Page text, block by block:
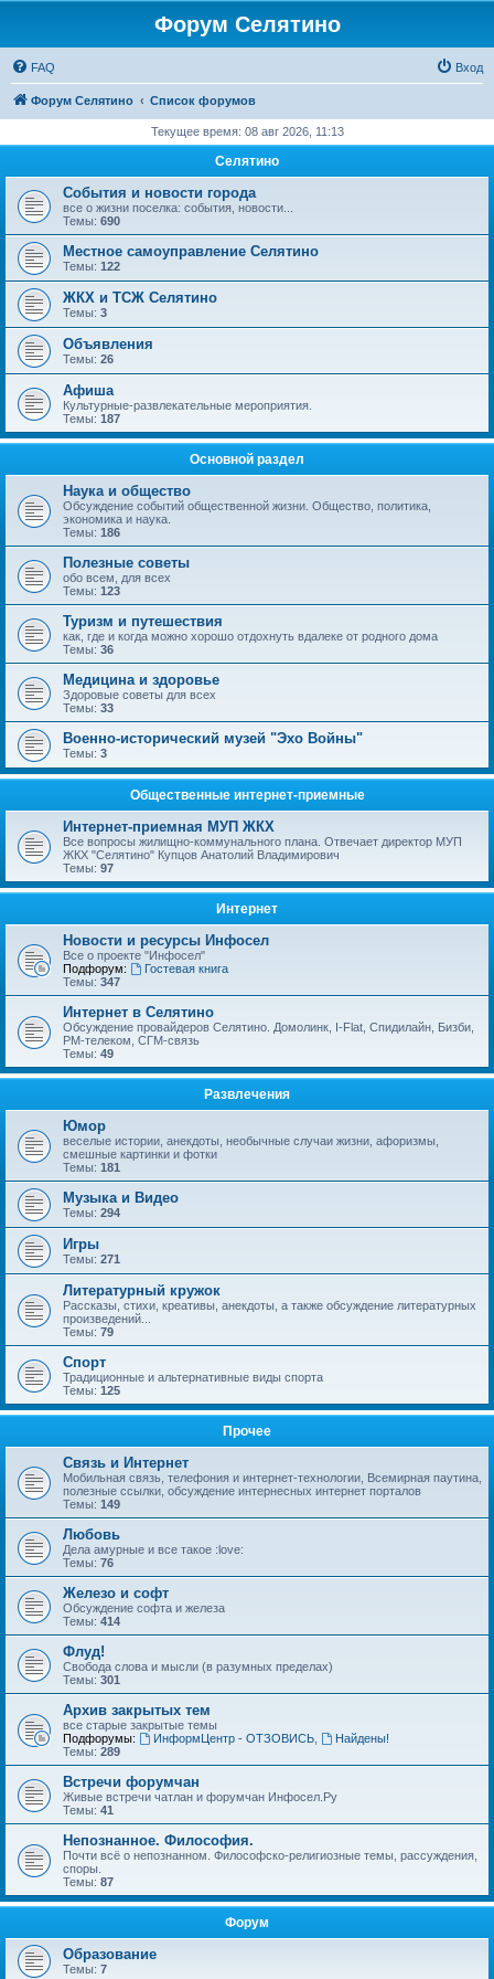
Форум Селятино
FAQ Вход
Форум Селятино Список форумов
Текущее время: 08 авг 2026, 11:13
Селятино
События и новости города
все о жизни поселка: события, новости...
Темы: 690
Местное самоуправление Селятино
Темы: 122
ЖКХ и ТСЖ Селятино
Темы: 3
Объявления
Темы: 26
Афиша
Культурные-развлекательные мероприятия.
Темы: 187
Основной раздел
Наука и общество
Обсуждение событий общественной жизни. Общество, политика,
экономика и наука.
Темы: 186
Полезные советы
обо всем, для всех
Темы: 123
Туризм и путешествия
как, где и когда можно хорошо отдохнуть вдалеке от родного дома
Темы: 36
Медицина и здоровье
Здоровые советы для всех
Темы: 33
Военно-исторический музей "Эхо Войны"
Темы: 3
Общественные интернет-приемные
Интернет-приемная МУП ЖКХ
Все вопросы жилищно-коммунального плана. Отвечает директор МУП
ЖКХ "Селятино" Купцов Анатолий Владимирович
Темы: 97
Интернет
Новости и ресурсы Инфосел
Все о проекте "Инфосел"
Подфорум:
Гостевая книга
Темы: 347
Интернет в Селятино
Обсуждение провайдеров Селятино. Домолинк, I-Flat, Спидилайн, Бизби,
РМ-телеком, СГМ-связь
Темы: 49
Развлечения
Юмор
веселые истории, анекдоты, необычные случаи жизни, афоризмы,
смешные картинки и фотки
Темы: 181
Музыка и Видео
Темы: 294
Игры
Темы: 271
Литературный кружок
Рассказы, стихи, креативы, анекдоты, а также обсуждение литературных
произведений...
Темы: 79
Спорт
Традиционные и альтернативные виды спорта
Темы: 125
Прочее
Связь и Интернет
Мобильная связь, телефония и интернет-технологии, Всемирная паутина,
полезные ссылки, обсуждение интернесных интернет порталов
Темы: 149
Любовь
Дела амурные и все такое :love:
Темы: 76
Железо и софт
Обсуждение софта и железа
Темы: 414
Флуд!
Свобода слова и мысли (в разумных пределах)
Темы: 301
Архив закрытых тем
все старые закрытые темы
Подфорумы:
ИнформЦентр - ОТЗОВИСЬ,
Найдены!
Темы: 289
Встречи форумчан
Живые встречи чатлан и форумчан Инфосел.Ру
Темы: 41
Непознанное. Философия.
Почти всё о непознанном. Философско-религиозные темы, рассуждения,
споры.
Темы: 87
Форум
Образование
Темы: 7